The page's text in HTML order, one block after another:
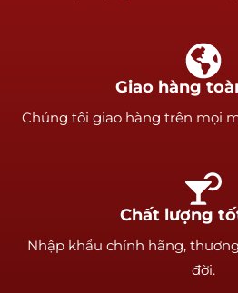
Giao hàng
Chúng tôi giao hàng trên mọi
Chất lượng
Nhập khẩu chính hãng,
đời.